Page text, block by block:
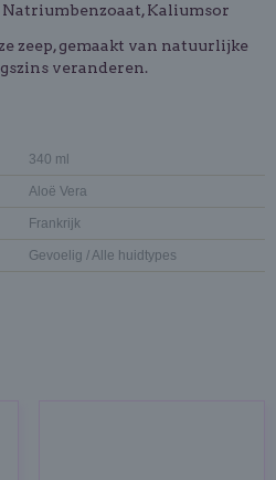
Kaliumsor
zeep, gemaakt van natuurlijke
veranderen.
340 ml
Aloë Vera
Frankrijk
Gevoelig / Alle huidtypes